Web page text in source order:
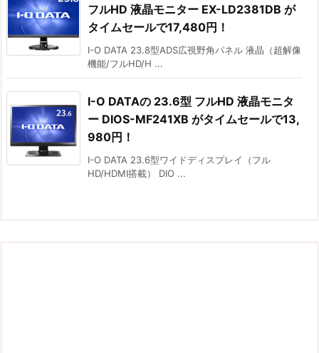
フルHD 液晶モニター EX-LD2381DB が
タイムセールで17,480円！
I-O DATA 23.8型ADS広視野角パネル 液晶（超解像
機能/フルHD/H ...
I-O DATAの 23.6型 フルHD 液晶モニタ
ー DIOS-MF241XB がタイムセールで13,
980円！
I-O DATA 23.6型ワイドディスプレイ（フル
HD/HDMI搭載） DIO ...